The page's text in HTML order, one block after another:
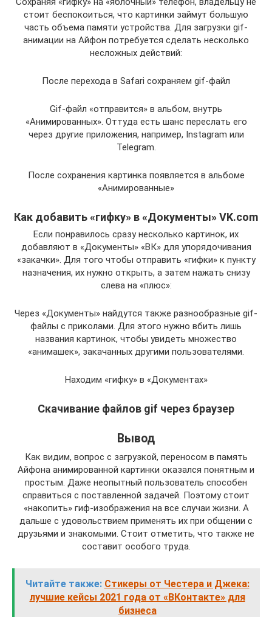
стоит беспокоиться, что картинки займут большую
часть объема памяти устройства. Для загрузки gif-
анимации на Айфон потребуется сделать несколько
несложных действий:
После перехода в Safari сохраняем gif-файл
Gif-файл «отправится» в альбом, внутрь
«Анимированных». Оттуда есть шанс переслать его
через другие приложения, например, Instagram или
Telegram.
После сохранения картинка появляется в альбоме
«Анимированные»
Как добавить «гифку» в «Документы» VK.com
Если понравилось сразу несколько картинок, их
добавляют в «Документы» «ВК» для упорядочивания
«закачки». Для того чтобы отправить «гифки» к пункту
назначения, их нужно открыть, а затем нажать снизу
слева на «плюс»:
Через «Документы» найдутся также разнообразные gif-
файлы с приколами. Для этого нужно вбить лишь
названия картинок, чтобы увидеть множество
«анимашек», закачанных другими пользователями.
Находим «гифку» в «Документах»
Скачивание файлов gif через браузер
Вывод
Как видим, вопрос с загрузкой, переносом в память
Айфона анимированной картинки оказался понятным и
простым. Даже неопытный пользователь способен
справиться с поставленной задачей. Поэтому стоит
«накопить» гиф-изображения на все случаи жизни. А
дальше с удовольствием применять их при общении с
друзьями и знакомыми. Стоит отметить, что также не
составит особого труда.
Читайте также: Стикеры от Честера и Джека:
лучшие кейсы 2021 года от «ВКонтакте» для
бизнеса